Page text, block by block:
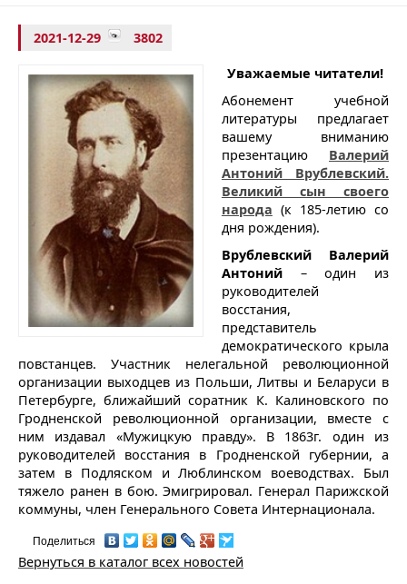
2021-12-29 3802
Уважаемые читатели!
Абонемент учебной
литературы предлагает
вашему вниманию
презентацию Валерий
Антоний Врублевский.
Великий сын своего
народа (к 185-летию со
дня рождения).
Врублевский Валерий
Антоний– один из
руководителей
восстания,
представитель
демократического крыла
повстанцев. Участник нелегальной революционной
организации выходцев из Польши, Литвы и Беларуси в
Петербурге, ближайший соратник К. Калиновского по
Гродненской революционной организации, вместе с
ним издавал «Мужицкую правду». В 1863г. один из
руководителей восстания в Гродненской губернии, а
затем в Подляском и Люблинском воеводствах. Был
тяжело ранен в бою. Эмигрировал. Генерал Парижской
коммуны, член Генерального Совета Интернационала.
Поделиться
Вернуться в каталог всех новостей